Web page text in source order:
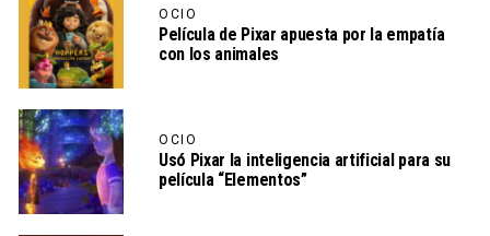
OCIO
Película de Pixar apuesta por la empatía
con los animales
OCIO
Usó Pixar la inteligencia artificial para su
película “Elementos”